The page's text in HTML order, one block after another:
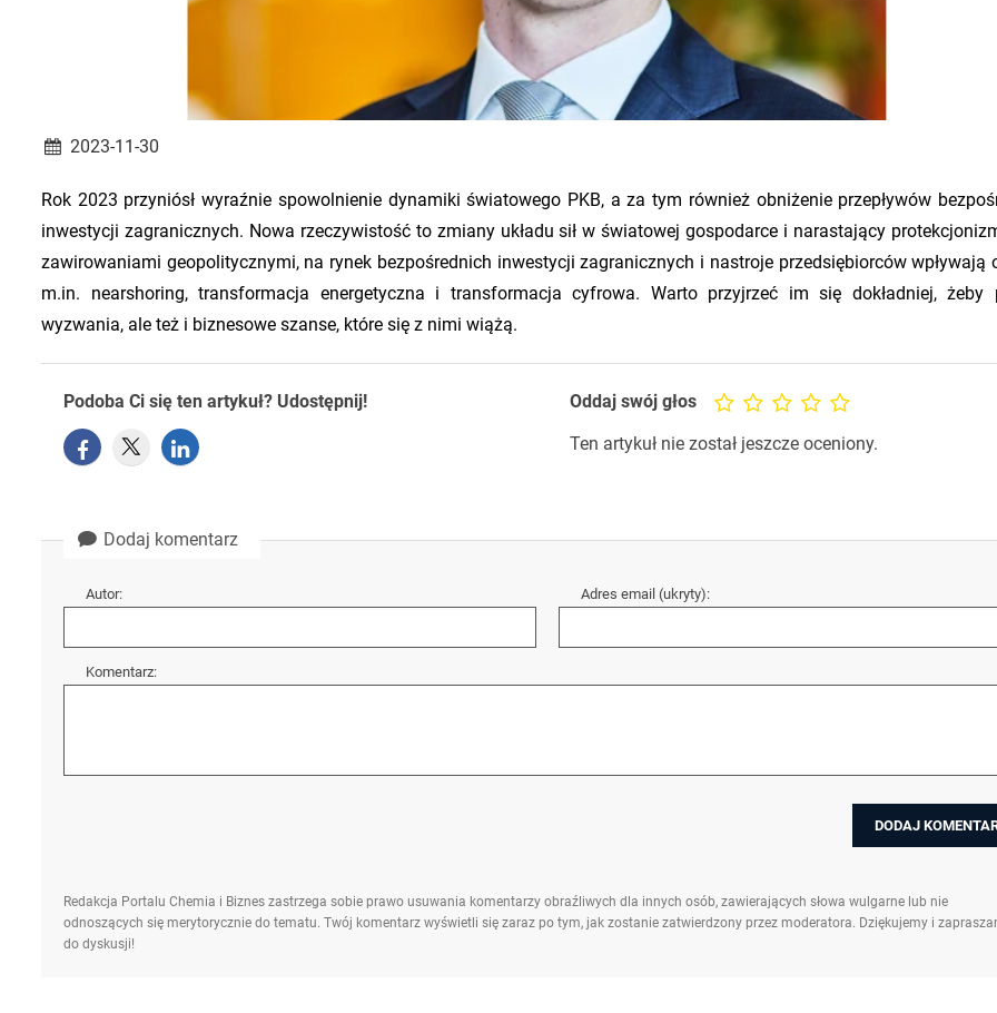
2023-11-30
Rok 2023 przyniósł wyraźnie spowolnienie dynamiki światowego PKB, a za tym również obniżenie przepływów
inwestycji zagranicznych. Nowa rzeczywistość to zmiany układu sił w światowej gospodarce i narastający
zawirowaniami geopolitycznymi, na rynek bezpośrednich inwestycji zagranicznych i nastroje przedsiębiorców wpływają
m.in. nearshoring, transformacja energetyczna i transformacja cyfrowa. Warto przyjrzeć im się dokładniej, żeby
wyzwania, ale też i biznesowe szanse, które się z nimi wiążą.
Podoba Ci się ten artykuł? Udostępnij! Oddaj swój głos
Ten artykuł nie został jeszcze oceniony.
Dodaj komentarz
Autor: Adres email (ukryty):
Komentarz:
Redakcja Portalu Chemia i Biznes zastrzega sobie prawo usuwania komentarzy obraźliwych dla innych osób, zawierających słowa wulgarne lub nie
odnoszących się merytorycznie do tematu. Twój komentarz wyświetli się zaraz po tym, jak zostanie zatwierdzony przez moderatora. Dziękujemy i
do dyskusji!